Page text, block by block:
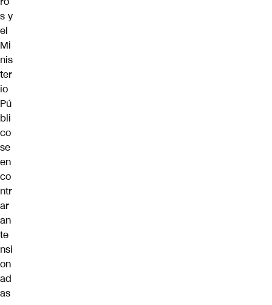
s y
el
Mi
nis
ter
io
Pú
bli
co
se
en
co
ntr
ar
an
te
nsi
on
ad
as